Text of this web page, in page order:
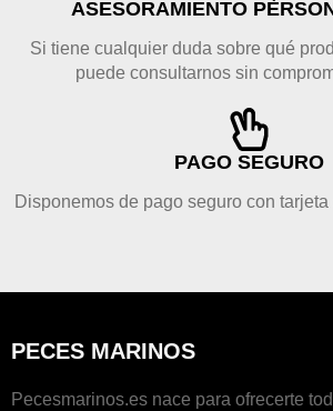
ASESORAMIENTO
Si tiene cualquier duda sobre qué
puede consultarnos sin
PAGO SEGURO
Disponemos de pago seguro con
PECES MARINOS
Pecesmarinos.es nace para ofrecerte